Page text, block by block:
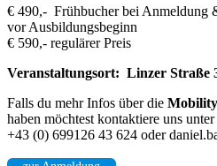
€ 490,- Frühbucher bei Anmeldung
vor Ausbildungsbeginn
€ 590,- regulärer Preis
Veranstaltungsort: Linzer Straße
Falls du mehr Infos über die
haben möchtest kontaktiere uns unter
+43 (0) 699126 43 624 oder